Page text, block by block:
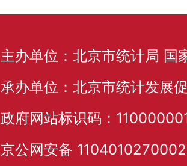
主办单位：北京市统计局 国
承办单位：北京市统计发展
政府网站标识码：
京公网安备